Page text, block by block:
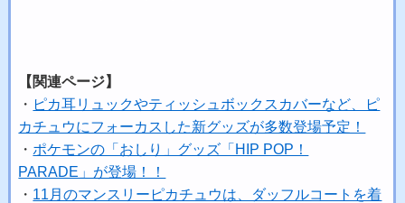
【関連ページ】
・ ピカ耳リュックやティッシュボックスカバーなど、ピ
カチュウにフォーカスした新グッズが多数登場予定！
・ ポケモンの「おしり」グッズ「HIP POP！
PARADE」が登場！！
・ 11月のマンスリーピカチュウは、ダッフルコートを着